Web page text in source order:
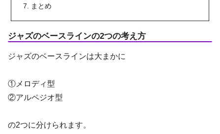
まとめ
ジャズのベースラインの2つの考え方
ジャズのベースラインは大まかに
①メロディ型
②アルペジオ型
の2つに分けられます。